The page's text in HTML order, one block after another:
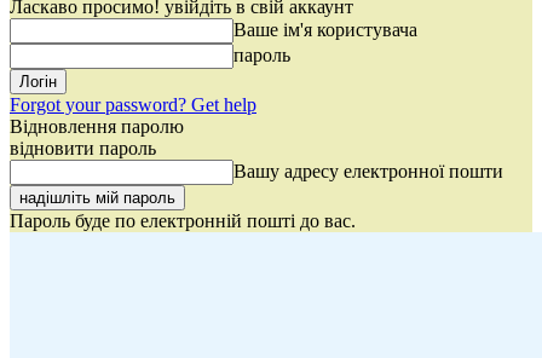
Ласкаво просимо! увійдіть в свій аккаунт
Ваше ім'я користувача
пароль
Forgot your password? Get help
Відновлення паролю
відновити пароль
Вашу адресу електронної пошти
Пароль буде по електронній пошті до вас.